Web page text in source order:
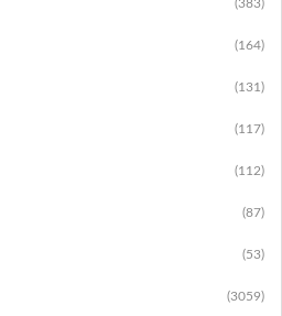
(383)
(164)
(131)
(117)
(112)
(87)
(53)
(3059)